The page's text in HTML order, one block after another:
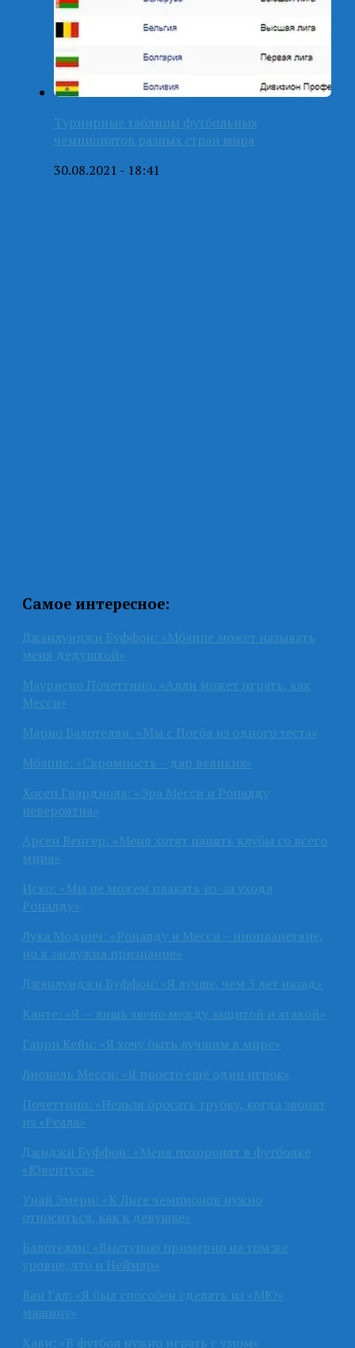
Турнирные таблицы футбольных
чемпионатов разных стран мира
30.08.2021 - 18:41
Самое интересное:
Джанлуиджи Буффон: «Мбаппе может называть
меня дедушкой»
Маурисио Почеттино: «Алли может играть, как
Месси»
Марио Балотелли: «Мы с Погба из одного теста»
Мбаппе: «Скромность – дар великих»
Хосеп Гвардиола: «Эра Месси и Роналду
невероятна»
Арсен Венгер: «Меня хотят нанять клубы со всего
мира»
Иско: «Мы не можем плакать из-за ухода
Роналду»
Лука Модрич: «Роналду и Месси – инопланетяне,
но я заслужил признание»
Джанлуиджи Буффон: «Я лучше, чем 5 лет назад»
Канте: «Я — лишь звено между защитой и атакой»
Гарри Кейн: «Я хочу быть лучшим в мире»
Лионель Месси: «Я просто ещё один игрок»
Почеттино: «Нельзя бросать трубку, когда звонят
из «Реала»
Джиджи Буффон: «Меня похоронят в футболке
«Ювентуса»
Унай Эмери: «К Лиге чемпионов нужно
относиться, как к девушке»
Балотелли: «Выступаю примерно на том же
уровне, что и Неймар»
Ван Гал: «Я был способен сделать из «МЮ»
машину»
Хави: «В футбол нужно играть с умом»